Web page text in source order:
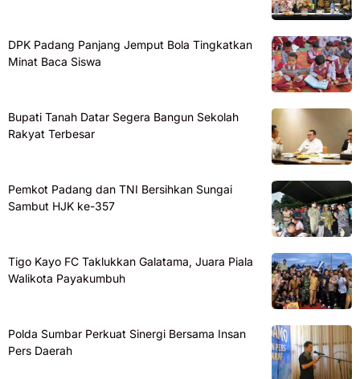
DPK Padang Panjang Jemput Bola Tingkatkan
Minat Baca Siswa
Bupati Tanah Datar Segera Bangun Sekolah
Rakyat Terbesar
Pemkot Padang dan TNI Bersihkan Sungai
Sambut HJK ke-357
Tigo Kayo FC Taklukkan Galatama, Juara Piala
Walikota Payakumbuh
Polda Sumbar Perkuat Sinergi Bersama Insan
Pers Daerah